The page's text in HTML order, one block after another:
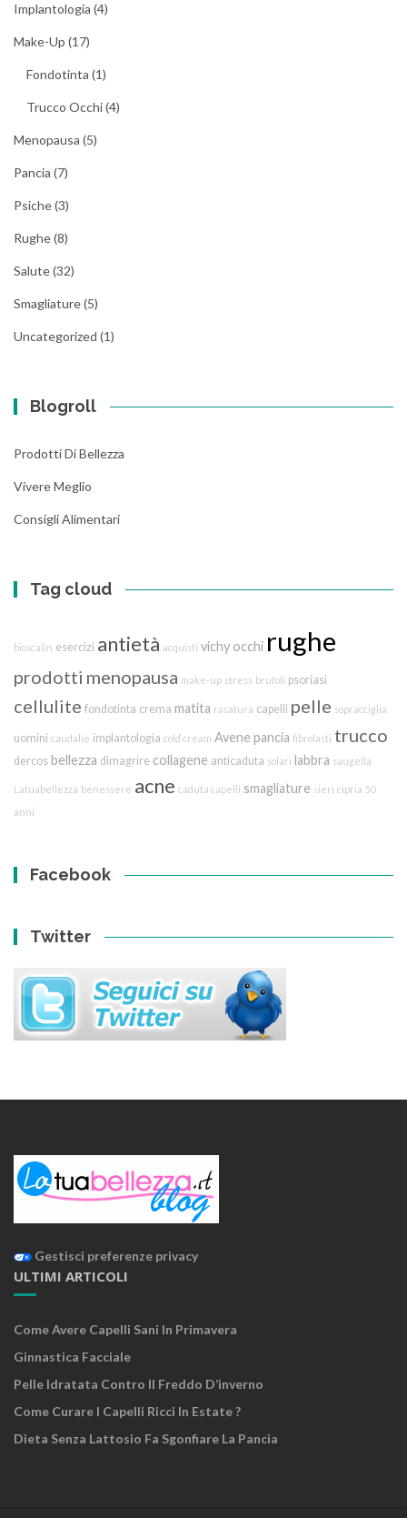
Implantologia (4)
Make-Up (17)
Fondotinta (1)
Trucco Occhi(4)
Menopausa (5)
Pancia (7)
Psiche(3)
Rughe(8)
Salute(32)
Smagliature(5)
Uncategorized (1)
Blogroll
Prodotti Di Bellezza
Vivere Meglio
Consigli Alimentari
Tag cloud
bioscalin esercizi antietà acquisti vichy occhi rughe
prodotti menopausa make-up stress brufoli psoriasi
cellulite fondotinta crema matita rasatura capelli pelle sopracciglia
uomini caudalie implantologia cold cream Avene pancia fibrolasti trucco
dercos bellezza dimagrire collagene anticaduta solari labbra saugella
Latuabellezza benessere acne caduta capelli smagliature sieri cipria 50
anni
Facebook
Twitter
Gestisci preferenze privacy
ULTIMI ARTICOLI
Come Avere Capelli Sani In Primavera
Ginnastica Facciale
Pelle Idratata Contro Il Freddo D’inverno
Come Curare I Capelli Ricci In Estate ?
Dieta Senza Lattosio Fa Sgonfiare La Pancia